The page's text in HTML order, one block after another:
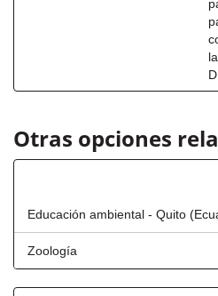
Otras opciones
Educación ambiental - Quito
Zoología